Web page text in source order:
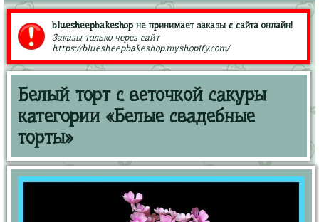
bluesheepbakeshop не принимает заказы с сайта онлайн!
Заказы только через сайт
https://bluesheepbakeshop.myshopify.com/
Белый торт с веточкой сакуры
категории «Белые свадебные
торты»